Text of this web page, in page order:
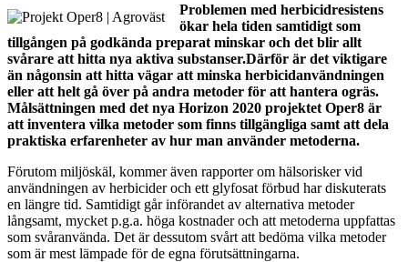
Problemen med herbicidresistens
ökar hela tiden samtidigt som
tillgången på godkända preparat minskar och det blir allt
svårare att hitta nya aktiva substanser.Därför är det viktigare
än någonsin att hitta vägar att minska herbicidanvändningen
eller att helt gå över på andra metoder för att hantera ogräs.
Målsättningen med det nya Horizon 2020 projektet Oper8 är
att inventera vilka metoder som finns tillgängliga samt att dela
praktiska erfarenheter av hur man använder metoderna.
Förutom miljöskäl, kommer även rapporter om hälsorisker vid
användningen av herbicider och ett glyfosat förbud har diskuterats
en längre tid. Samtidigt går införandet av alternativa metoder
långsamt, mycket p.g.a. höga kostnader och att metoderna uppfattas
som svåranvända. Det är dessutom svårt att bedöma vilka metoder
som är mest lämpade för de egna förutsättningarna.